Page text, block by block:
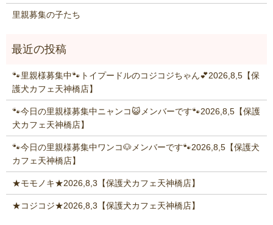
里親募集の子たち
🐾里親様募集中🐾トイプードルのコジコジちゃん💕2026,8,5【保
護犬カフェ天神橋店】
🐾今日の里親様募集中ニャンコ😺メンバーです🐾2026,8,5【保護
犬カフェ天神橋店】
🐾今日の里親様募集中ワンコ🐶メンバーです🐾2026,8,5【保護犬
カフェ天神橋店】
★モモノキ★2026,8,3【保護犬カフェ天神橋店】
★コジコジ★2026,8,3【保護犬カフェ天神橋店】